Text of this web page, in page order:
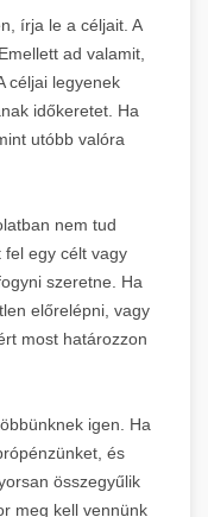
írja le a céljait. A
ad valamit,
céljai legyenek
időkeretet. Ha
utóbb valóra
nem tud
egy célt vagy
szeretne. Ha
előrelépni, vagy
most határozzon
igen. Ha
és
összegyűlik
meg kell vennünk